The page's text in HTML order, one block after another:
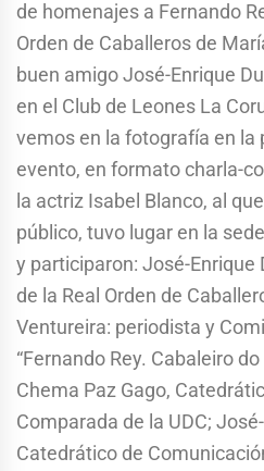
de homenajes a Fernando
Orden de Caballeros de
buen amigo José-Enrique
en el Club de Leones La
vemos en la fotografía en la
evento, en formato charla-
la actriz Isabel Blanco, al
público, tuvo lugar en la
y participaron: José-Enrique
de la Real Orden de
Ventureira: periodista y
“Fernando Rey. Cabaleiro
Chema Paz Gago,
Comparada de la UDC;
Catedrático de